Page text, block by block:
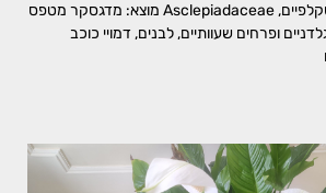
Jasmine משפחה: אסקלפיים, Asclepiadaceae מוצא: מדגסקר מטפס
ופרחים שעוותיים, לבנים, דמויי כוכב